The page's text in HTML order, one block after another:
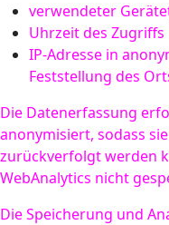
verwendeter
Uhrzeit des Zugriffs
IP-Adresse in
Feststellung des
Die Datenerfassung
anonymisiert, sodass
zurückverfolgt werden
WebAnalytics nicht
Die Speicherung und